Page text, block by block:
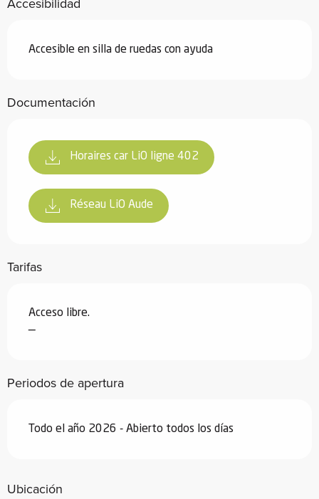
Accesible en silla de ruedas con ayuda
Documentación
Horaires car LiO ligne 402
Réseau LiO Aude
Tarifas
Acceso libre.
—
Periodos de apertura
Todo el año 2026 - Abierto todos los días
Ubicación